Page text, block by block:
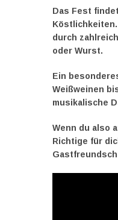
Das Fest
durch
oder Wurst.
Ein
Weißweinen
musikalische
Wenn du also
Richtige für